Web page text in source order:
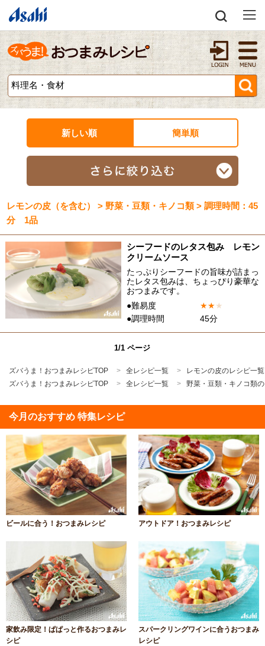
新しい順 簡単順
レモンの皮（を含む） > 野菜・豆類・キノコ類 > 調理時間：45
分 1品
シーフードのレタス包み レモン
クリームソース
たっぷりシーフードの旨味が詰まっ
たレタス包みは、ちょっぴり豪華な
おつまみです。
●難易度
★★★
●調理時間
45分
1/1 ページ
ズバうま！おつまみレシピTOP 全レシピ一覧
レモンの皮のレシピ一覧
ズバうま！おつまみレシピTOP
全レシピ一覧 野菜・豆類・キノコ類
今月のおすすめ 特集レシピ
ビールに合う！おつまみレシピ アウトドア！おつまみレシピ
家飲み限定！ぱぱっと作るおつまみレ
シピ
スパークリングワインに合うおつまみ
レシピ